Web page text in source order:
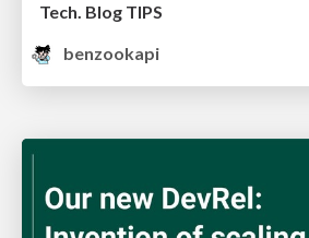
Tech. Blog TIPS
benzookapi